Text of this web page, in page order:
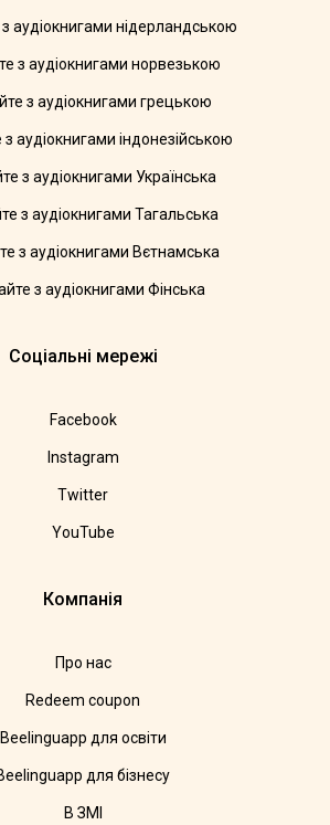
аудіокнигами нідерландською
з аудіокнигами норвезькою
з аудіокнигами грецькою
аудіокнигами індонезійською
з аудіокнигами Українська
з аудіокнигами Тагальська
з аудіокнигами Вєтнамська
з аудіокнигами Фінська
Соціальні мережі
Facebook
Instagram
Twitter
YouTube
Компанія
Про нас
Redeem coupon
Beelinguapp для освіти
для бізнесу
В ЗМІ